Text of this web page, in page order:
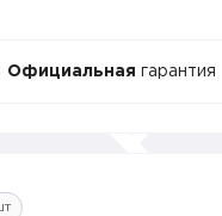
Официальная гарантия